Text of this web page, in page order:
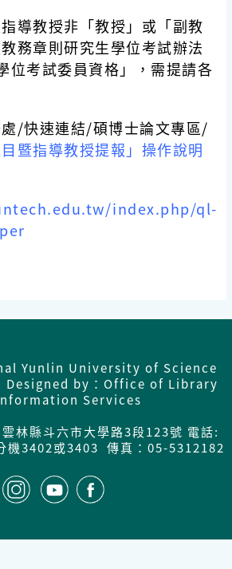
導教授非「教授」或「副教
務章則研究生學位考試辦法
位考試委員資格」，需提請各
/快速連結/碩博士論文專區/
目暨指導教授提報」操作說明
index.php/ql-
Yunlin University of Science
by：Office of Library
Services
林縣斗六市大學路3段123號 電話:
機3402或3403 傳真：05-5312182